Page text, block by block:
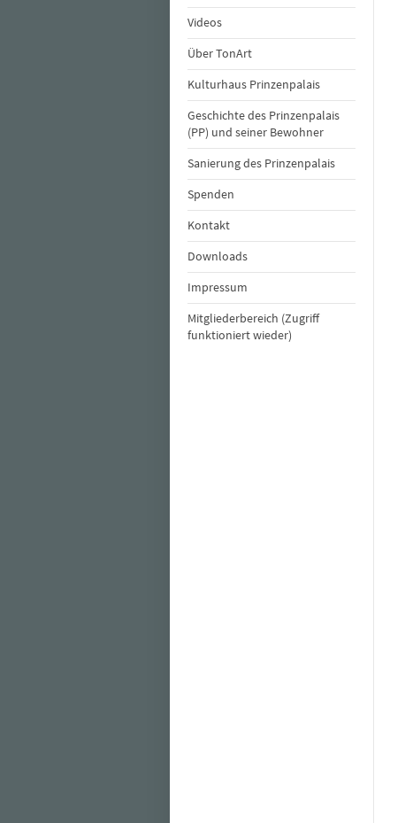
Videos
Über TonArt
Kulturhaus Prinzenpalais
Geschichte des Prinzenpalais
(PP) und seiner Bewohner
Sanierung des Prinzenpalais
Spenden
Kontakt
Downloads
Impressum
Mitgliederbereich (Zugriff
funktioniert wieder)